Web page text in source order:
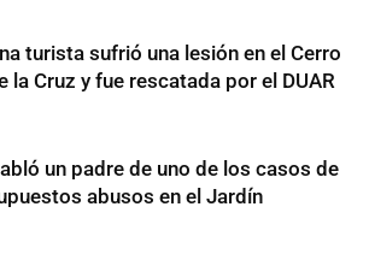
turista sufrió una lesión en el Cerro
la Cruz y fue rescatada por el DUAR
un padre de uno de los casos de
abusos en el Jardín